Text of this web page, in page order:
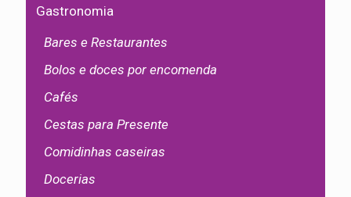
Gastronomia
Bares e Restaurantes
Bolos e doces por encomenda
Cafés
Cestas para Presente
Comidinhas caseiras
Docerias